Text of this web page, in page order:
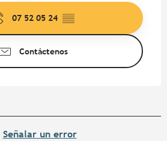
07 52 05 24 ▒▒
Contáctenos
Señalar un error